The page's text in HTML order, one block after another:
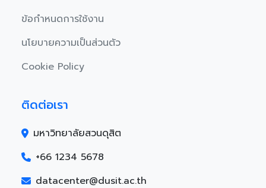
ข้อกำหนดการใช้งาน
นโยบายความเป็นส่วนตัว
Cookie Policy
ติดต่อเรา
มหาวิทยาลัยสวนดุสิต
+66 1234 5678
datacenter@dusit.ac.th